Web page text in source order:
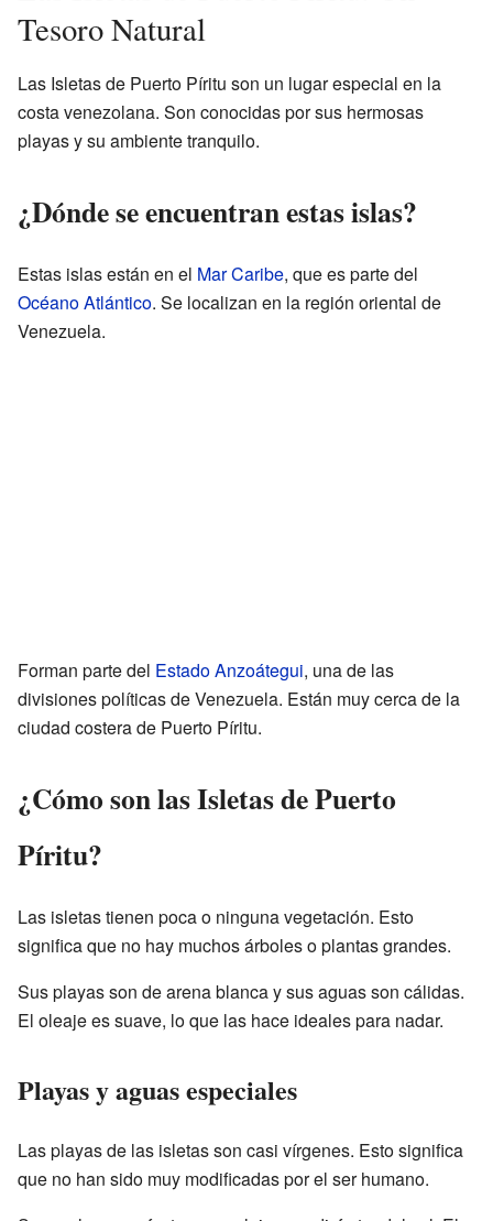
Tesoro Natural
Las Isletas de Puerto Píritu son un lugar especial en la
costa venezolana. Son conocidas por sus hermosas
playas y su ambiente tranquilo.
¿Dónde se encuentran estas islas?
Estas islas están en el Mar Caribe, que es parte del
Océano Atlántico. Se localizan en la región oriental de
Venezuela.
Forman parte del Estado Anzoátegui, una de las
divisiones políticas de Venezuela. Están muy cerca de la
ciudad costera de Puerto Píritu.
¿Cómo son las Isletas de Puerto
Píritu?
Las isletas tienen poca o ninguna vegetación. Esto
significa que no hay muchos árboles o plantas grandes.
Sus playas son de arena blanca y sus aguas son cálidas.
El oleaje es suave, lo que las hace ideales para nadar.
Playas y aguas especiales
Las playas de las isletas son casi vírgenes. Esto significa
que no han sido muy modificadas por el ser humano.